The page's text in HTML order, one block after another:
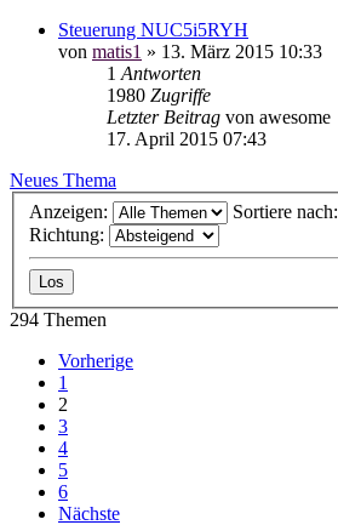
Steuerung NUC5i5RYH
von matis1 » 13. März 2015 10:33
1 Antworten
1980 Zugriffe
Letzter Beitrag von awesome
17. April 2015 07:43
Neues Thema
Anzeigen:
Sortiere nach:
Richtung:
294 Themen
Vorherige
1
2
3
4
5
6
Nächste